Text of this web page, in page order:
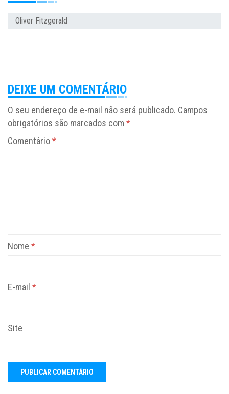
Oliver Fitzgerald
DEIXE UM COMENTÁRIO
O seu endereço de e-mail não será publicado. Campos
obrigatórios são marcados com *
Comentário*
Nome *
E-mail *
Site